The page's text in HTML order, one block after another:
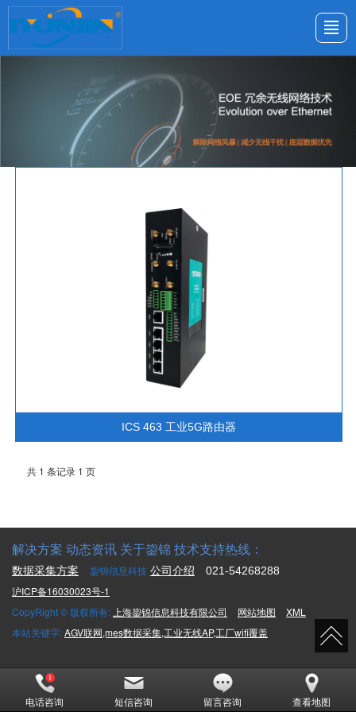
新闻与活动
ICS 463 工业5G路由器
共 1 条记录 1 页
解决方案 动态资讯 关于鋆锦 技术支持热线：
数据采集方案 鋆锦信息科技 公司介绍 021-54268288
沪ICP备16030023号-1
CopyRight © 版权所有: 上海鋆锦信息科技有限公司 网站地图
XML
本站关键字:AGV联网,mes数据采集,工业无线AP,工厂wifi覆盖
电话咨询 短信咨询 留言咨询 查看地图